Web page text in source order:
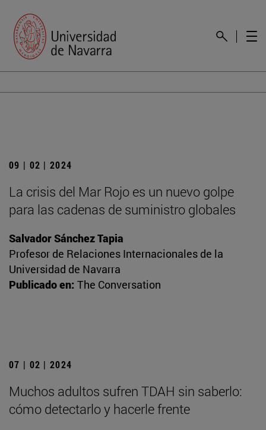
09 | 02 | 2024
La crisis del Mar Rojo es un nuevo golpe
para las cadenas de suministro globales
Salvador Sánchez Tapia
Profesor de Relaciones Internacionales de la
Universidad de Navarra
Publicado en: The Conversation
07 | 02 | 2024
Muchos adultos sufren TDAH sin saberlo:
cómo detectarlo y hacerle frente